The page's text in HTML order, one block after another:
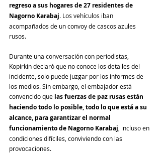
regreso a sus hogares de 27 residentes de
Nagorno Karabaj. Los vehículos iban
acompañados de un convoy de cascos azules
rusos.
Durante una conversación con periodistas,
Kopirkin declaró que no conoce los detalles del
incidente, solo puede juzgar por los informes de
los medios. Sin embargo, el embajador está
convencido que las fuerzas de paz rusas están
haciendo todo lo posible, todo lo que está a su
alcance, para garantizar el normal
funcionamiento de Nagorno Karabaj, incluso en
condiciones difíciles, conviviendo con las
provocaciones.